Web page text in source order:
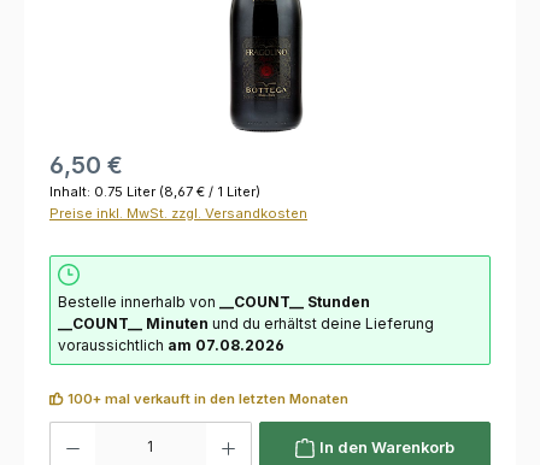
6,50 €
Inhalt: 0.75 Liter (8,67 € / 1 Liter)
Preise inkl. MwSt. zzgl. Versandkosten
Bestelle innerhalb von
__COUNT__ Stunden
__COUNT__ Minuten und du erhältst deine Lieferung
voraussichtlich am 07.08.2026
100+ mal verkauft in den letzten Monaten
In den Warenkorb